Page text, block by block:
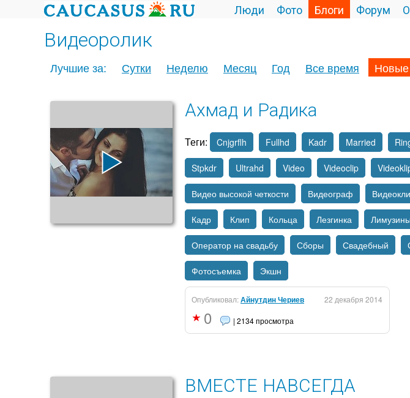
Люди Фото Блоги Форум
Видеоролик
Лучшие за: Сутки Неделю Месяц Год Все время Новые
Ахмад и Радика
Теги: Cnjgrflh Fullhd Kadr Married
Stpkdr Ultrahd Video Videoclip
Видео высокой четкости Видеограф
Кадр Клип Кольца Лезгинка Лимузины
Оператор на свадьбу Сборы Свадебный
Фотосъемка Экшн
Опубликовал:Айнутдин Чериев 22 декабря 2014
0 | 2134 просмотра
ВМЕСТЕ НАВСЕГДА